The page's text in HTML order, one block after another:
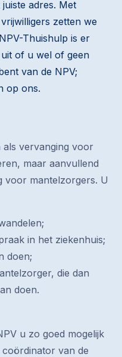
adres. Met
zetten we
Thuishulp is er
of u wel of geen
van de NPV;
op ons.
vervanging voor
maar aanvullend
voor mantelzorgers. U
in het ziekenhuis;
doen;
die dan
doen.
u zo goed mogelijk
van de